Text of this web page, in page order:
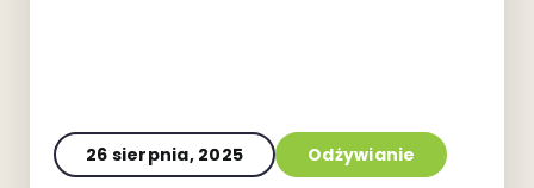
26 sierpnia, 2025 Odżywianie